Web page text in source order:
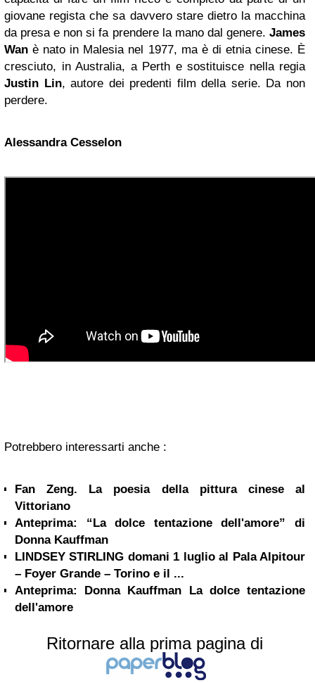
giovane regista che sa davvero stare dietro la macchina
da presa e non si fa prendere la mano dal genere. James
Wan è nato in Malesia nel 1977, ma è di etnia cinese. È
cresciuto, in Australia, a Perth e sostituisce nella regia
Justin Lin, autore dei predenti film della serie. Da non
perdere.
Alessandra Cesselon
Potrebbero interessarti anche :
Fan Zeng. La poesia della pittura cinese al
Vittoriano
Anteprima: “La dolce tentazione dell'amore” di
Donna Kauffman
LINDSEY STIRLING domani 1 luglio al Pala Alpitour
– Foyer Grande – Torino e il ...
Anteprima: Donna Kauffman La dolce tentazione
dell'amore
Ritornare alla prima pagina di